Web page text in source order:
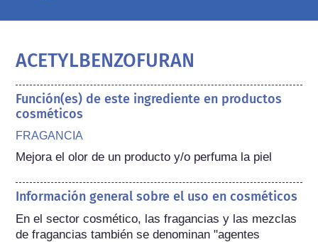
ACETYLBENZOFURAN
Función(es) de este ingrediente en productos
cosméticos
FRAGANCIA
Mejora el olor de un producto y/o perfuma la piel
Información general sobre el uso en cosméticos
En el sector cosmético, las fragancias y las mezclas
de fragancias también se denominan "agentes